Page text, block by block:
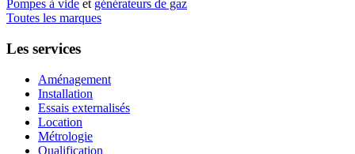
Pompes à vide et générateurs de gaz
Toutes les marques
Les services
Aménagement
Installation
Essais externalisés
Location
Métrologie
Qualification